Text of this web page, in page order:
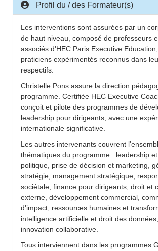
Profil du / des Formateur(s)
Les interventions sont assurées par un
de haut niveau, composé de professeurs
associés d'HEC Paris Executive
praticiens expérimentés reconnus dans
respectifs.
Christelle Pons assure la direction
programme. Certifiée HEC Executive
conçoit et pilote des programmes de
leadership pour dirigeants, avec une
internationale significative.
Les autres intervenants couvrent
thématiques du programme : leadership
politique, prise de décision et marketing,
stratégie, management stratégique,
sociétale, finance pour dirigeants, droit et
externe, développement commercial,
d'impact, ressources humaines et
intelligence artificielle et droit des
innovation collaborative.
Tous interviennent dans les programmes